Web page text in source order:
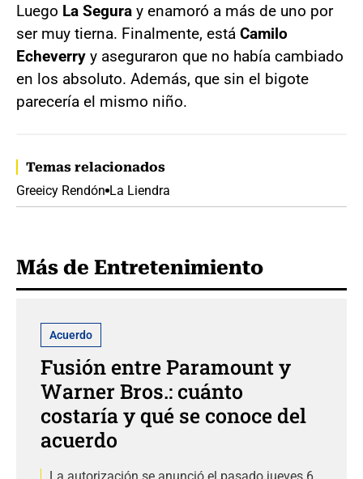
Luego La Segura y enamoró a más de uno por
ser muy tierna. Finalmente, está Camilo
Echeverry y aseguraron que no había cambiado
en los absoluto. Además, que sin el bigote
parecería el mismo niño.
Temas relacionados
Greeicy Rendón La Liendra
Más de Entretenimiento
Acuerdo
Fusión entre Paramount y
Warner Bros.: cuánto
costaría y qué se conoce del
acuerdo
La autorización se anunció el pasado jueves 6